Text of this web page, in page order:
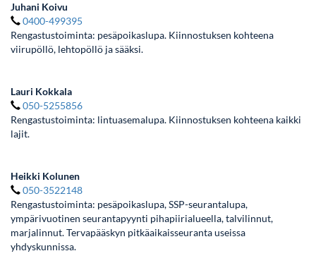
Juhani Koivu
0400-499395
Rengastustoiminta: pesäpoikaslupa. Kiinnostuksen kohteena
viirupöllö, lehtopöllö ja sääksi.
Lauri Kokkala
050-5255856
Rengastustoiminta: lintuasemalupa. Kiinnostuksen kohteena kaikki
lajit.
Heikki Kolunen
050-3522148
Rengastustoiminta: pesäpoikaslupa, SSP-seurantalupa,
ympärivuotinen seurantapyynti pihapiirialueella, talvilinnut,
marjalinnut. Tervapääskyn pitkäaikaisseuranta useissa
yhdyskunnissa.